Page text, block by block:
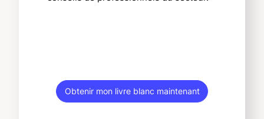
Obtenir mon livre blanc maintenant